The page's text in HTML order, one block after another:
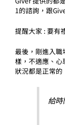
1的諮詢，跟
提醒大家 : 要有
最後，剛進入
樣，不適應、
狀況都是正常的
給時